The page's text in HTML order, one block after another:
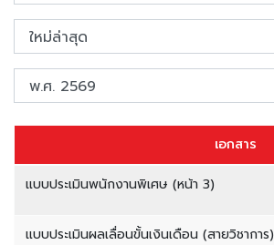
เอกสาร
แบบประเมินพนักงานพิเศษ (หน้า 3)
แบบประเมินผลเลื่อนขั้นเงินเดือน (สายวิชาการ)